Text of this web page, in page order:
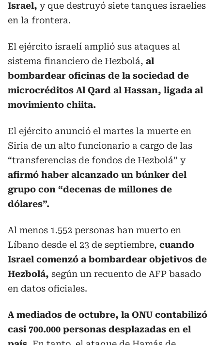
Israel, y que destruyó siete tanques israelíes
en la frontera.
El ejército israelí amplió sus ataques al
sistema financiero de Hezbolá, al
bombardear oficinas de la sociedad de
microcréditos Al Qard al Hassan, ligada al
movimiento chiita.
El ejército anunció el martes la muerte en
Siria de un alto funcionario a cargo de las
“transferencias de fondos de Hezbolá” y
afirmó haber alcanzado un búnker del
grupo con “decenas de millones de
dólares”.
Al menos 1.552 personas han muerto en
Líbano desde el 23 de septiembre, cuando
Israel comenzó a bombardear objetivos de
Hezbolá, según un recuento de AFP basado
en datos oficiales.
A mediados de octubre, la ONU contabilizó
casi 700.000 personas desplazadas en el